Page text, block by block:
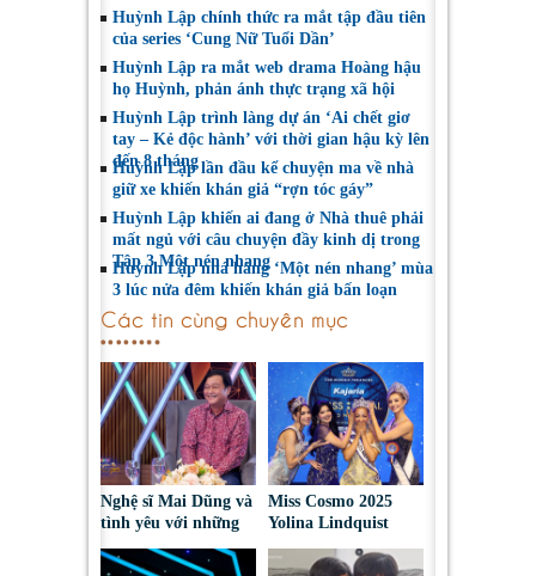
Huỳnh Lập chính thức ra mắt tập đầu tiên
của series ‘Cung Nữ Tuổi Dần’
Huỳnh Lập ra mắt web drama Hoàng hậu
họ Huỳnh, phản ánh thực trạng xã hội
Huỳnh Lập trình làng dự án ‘Ai chết giơ
tay – Kẻ độc hành’ với thời gian hậu kỳ lên
đến 8 tháng
Huỳnh Lập lần đầu kể chuyện ma về nhà
giữ xe khiến khán giả “rợn tóc gáy”
Huỳnh Lập khiến ai đang ở Nhà thuê phải
mất ngủ với câu chuyện đầy kinh dị trong
Tập 3 Một nén nhang
Huỳnh Lập nhá hàng ‘Một nén nhang’ mùa
3 lúc nửa đêm khiến khán giả bấn loạn
Các tin cùng chuyên mục
Nghệ sĩ Mai Dũng và
tình yêu với những
Miss Cosmo 2025
Yolina Lindquist
đại diện mới tranh